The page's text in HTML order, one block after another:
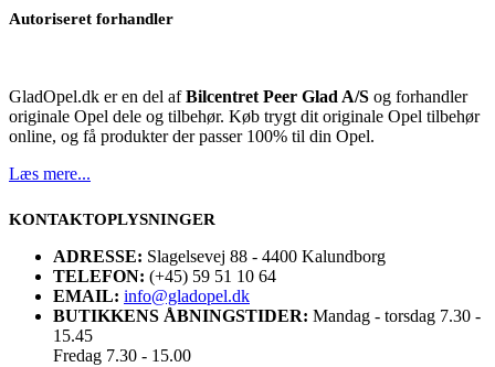
Autoriseret forhandler
GladOpel.dk er en del afBilcentret Peer Glad A/S og forhandler
originale Opel dele og tilbehør. Køb trygt dit originale Opel tilbehør
online, og få produkter der passer 100% til din Opel.
Læs mere...
KONTAKTOPLYSNINGER
ADRESSE: Slagelsevej 88 - 4400 Kalundborg
TELEFON: (+45) 59 51 10 64
EMAIL: info@gladopel.dk
BUTIKKENS ÅBNINGSTIDER: Mandag - torsdag 7.30 -
15.45
Fredag 7.30 - 15.00